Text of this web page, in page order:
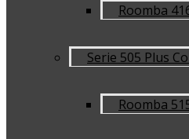
Roomba
Serie 505 Plus
Roomba